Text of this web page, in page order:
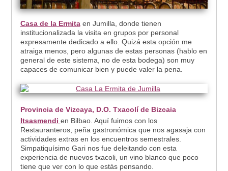
Casa de la Ermitaen Jumilla, donde tienen
institucionalizada la visita en grupos por personal
expresamente dedicado a ello. Quizá esta opción me
atraiga menos, pero algunas de estas personas (hablo en
general de este sistema, no de esta bodega) son muy
capaces de comunicar bien y puede valer la pena.
Provincia de Vizcaya, D.O. Txacolí de Bizcaia
Itsasmendi en Bilbao. Aquí fuimos con los
Restauranteros, peña gastronómica que nos agasaja con
actividades extras en los encuentros semestrales.
Simpatiquísimo Gari nos fue deleitando con esta
experiencia de nuevos txacoli, un vino blanco que poco
tiene que ver con lo que estás pensando.